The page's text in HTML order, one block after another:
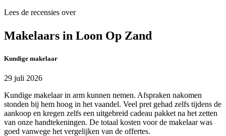
Lees de recensies over
Makelaars in Loon Op Zand
Kundige makelaar
29 juli 2026
Kundige makelaar in arm kunnen nemen. Afspraken nakomen
stonden bij hem hoog in het vaandel. Veel pret gehad zelfs tijdens de
aankoop en kregen zelfs een uitgebreid cadeau pakket na het zetten
van onze handtekeningen. De totaal kosten voor de makelaar was
goed vanwege het vergelijken van de offertes.